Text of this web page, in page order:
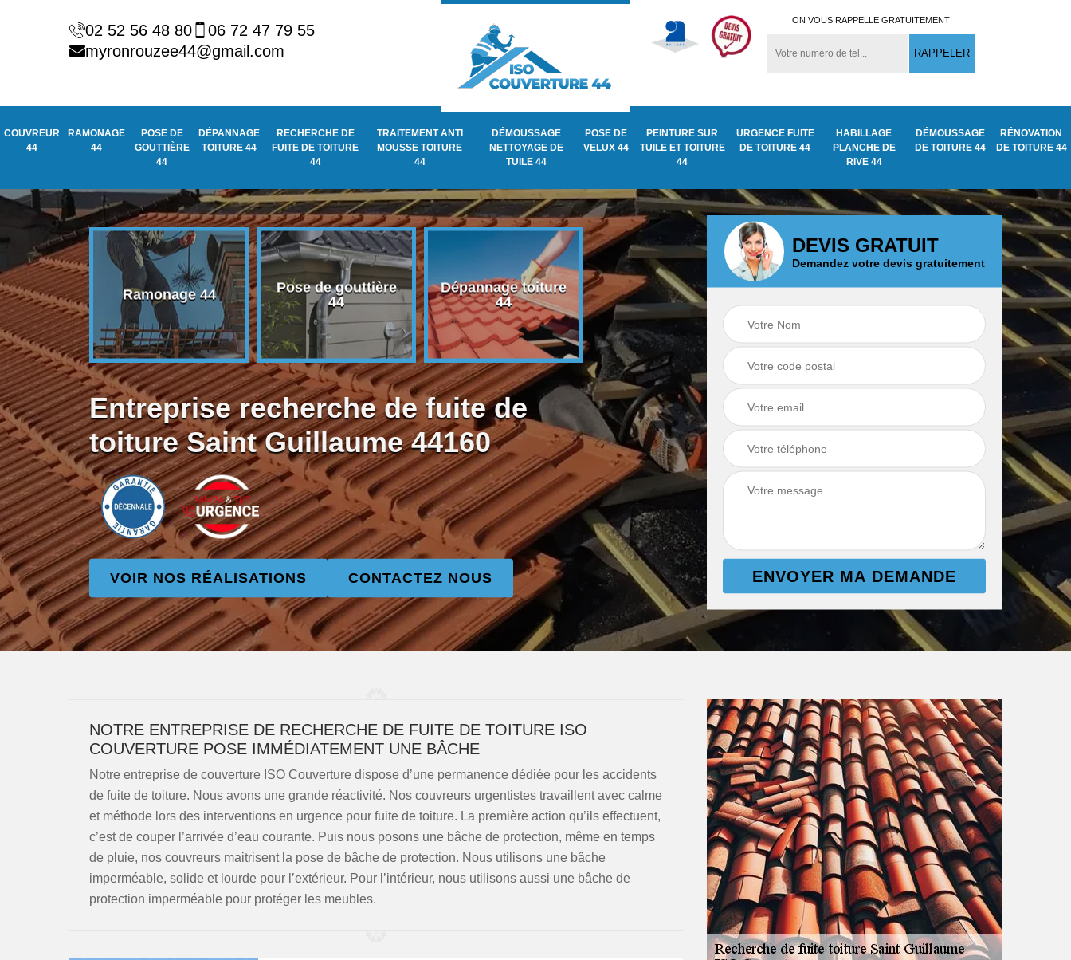
02 52 56 48 80
06 72 47 79 55
myronrouzee44@gmail.com
ON VOUS RAPPELLE GRATUITEMENT
COUVREUR
44
RAMONAGE
44
POSE DE
GOUTTIÈRE
44
DÉPANNAGE
TOITURE 44
RECHERCHE DE
FUITE DE TOITURE
44
TRAITEMENT ANTI
MOUSSE TOITURE
44
DÉMOUSSAGE
NETTOYAGE DE
TUILE 44
POSE DE
VELUX 44
PEINTURE SUR
TUILE ET TOITURE
44
URGENCE FUITE
DE TOITURE 44
HABILLAGE
PLANCHE DE
RIVE 44
DÉMOUSSAGE
DE TOITURE 44
RÉNOVATION
DE TOITURE 44
44 Ramonage 44
Pose de gouttière
44
Dépannage toiture
44
Recherche de fuite
de toiture 44
Traitement anti
Démoussage
nettoyage de tuile
44
Entreprise recherche de fuite de
toiture Saint Guillaume 44160
VOIR NOS RÉALISATIONS CONTACTEZ NOUS
DEVIS GRATUIT
Demandez votre devis gratuitement
NOTRE ENTREPRISE DE RECHERCHE DE FUITE DE TOITURE ISO
COUVERTURE POSE IMMÉDIATEMENT UNE BÂCHE
Notre entreprise de couverture ISO Couverture dispose d’une permanence dédiée pour les accidents
de fuite de toiture. Nous avons une grande réactivité. Nos couvreurs urgentistes travaillent avec calme
et méthode lors des interventions en urgence pour fuite de toiture. La première action qu’ils effectuent,
c’est de couper l’arrivée d’eau courante. Puis nous posons une bâche de protection, même en temps
de pluie, nos couvreurs maitrisent la pose de bâche de protection. Nous utilisons une bâche
imperméable, solide et lourde pour l’extérieur. Pour l’intérieur, nous utilisons aussi une bâche de
protection imperméable pour protéger les meubles.